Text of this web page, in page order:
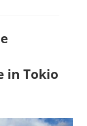
in Tokio